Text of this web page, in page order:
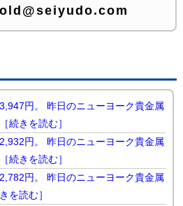
円。 昨日のニューヨーク貴金属
続きを読む］
円。 昨日のニューヨーク貴金属
続きを読む］
円。 昨日のニューヨーク貴金属
を読む］